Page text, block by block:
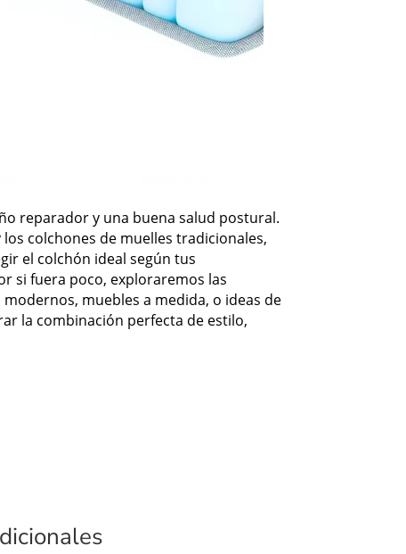
reparador y una buena salud postural.
colchones de muelles tradicionales,
el colchón ideal según tus
si fuera poco, exploraremos las
muebles a medida, o ideas de
la combinación perfecta de estilo,